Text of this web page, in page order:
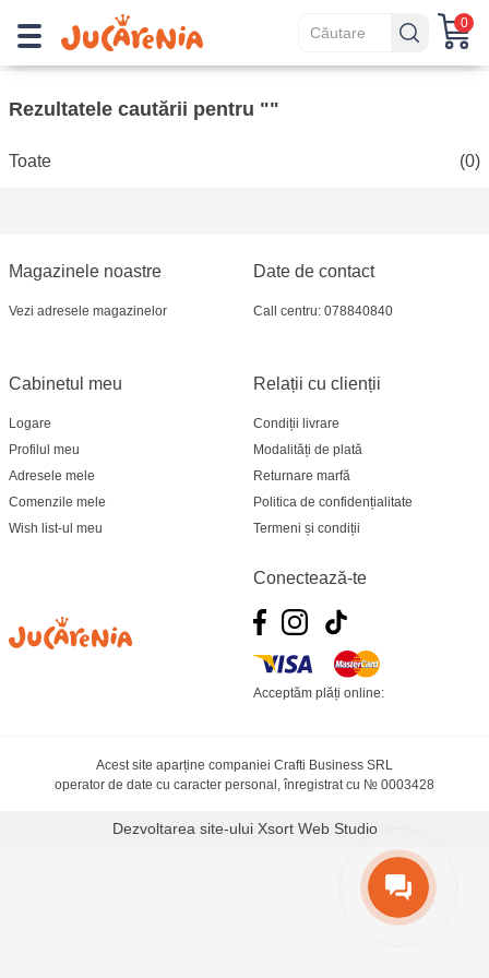
0
Rezultatele cautării pentru ""
Toate (0)
Magazinele noastre
Vezi adresele magazinelor
Relații cu clienții
Condiții livrare
Modalități de plată
Returnare marfă
Politica de confidențialitate
Termeni și condiții
Cabinetul meu
Logare
Profilul meu
Adresele mele
Comenzile mele
Wish list-ul meu
Date de contact
Call centru: 078840840
Conectează-te
Acceptăm plăți online:
Acest site aparține companiei Crafti Business SRL
operator de date cu caracter personal, înregistrat cu № 0003428
Dezvoltarea site-ului Xsort Web Studio